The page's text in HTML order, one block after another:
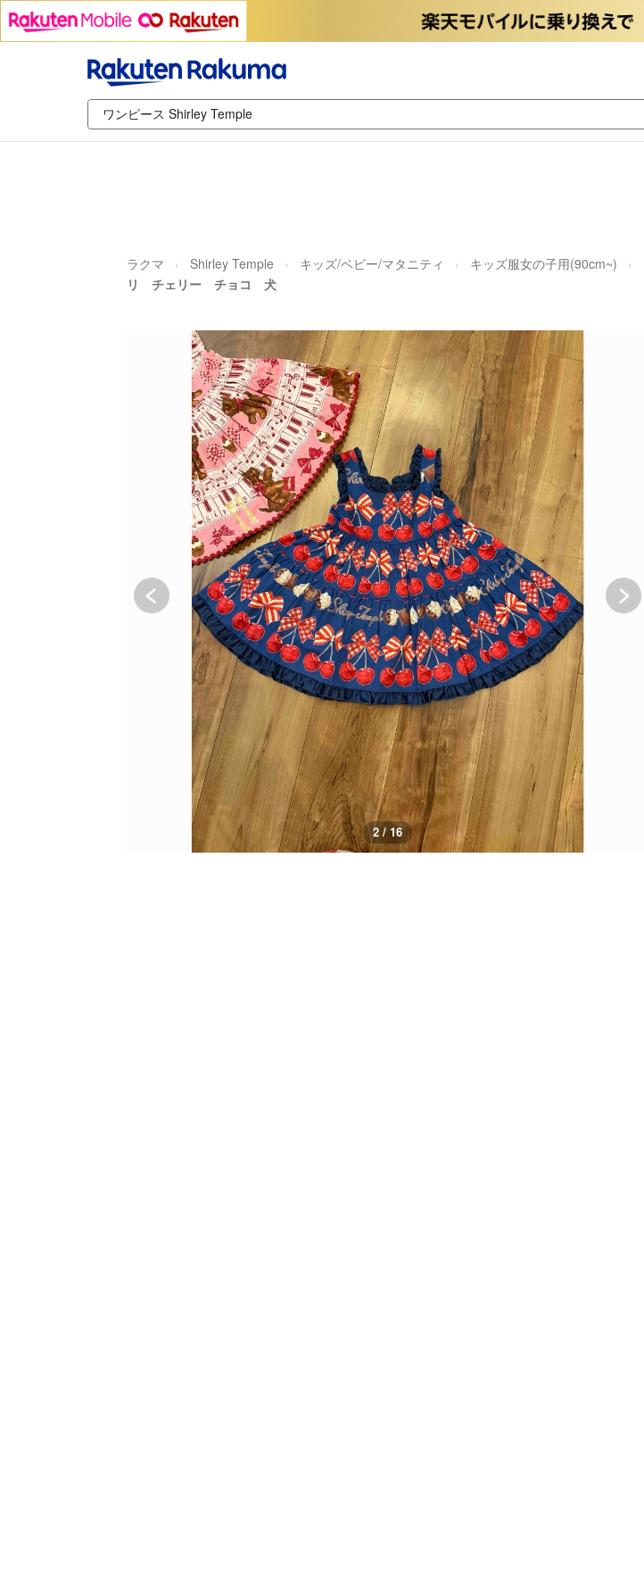
ラクマ Shirley Temple キッズ/ベビー/マタニティ キッズ服女の子用(90cm~)
リ チェリー チョコ 犬
3 / 16